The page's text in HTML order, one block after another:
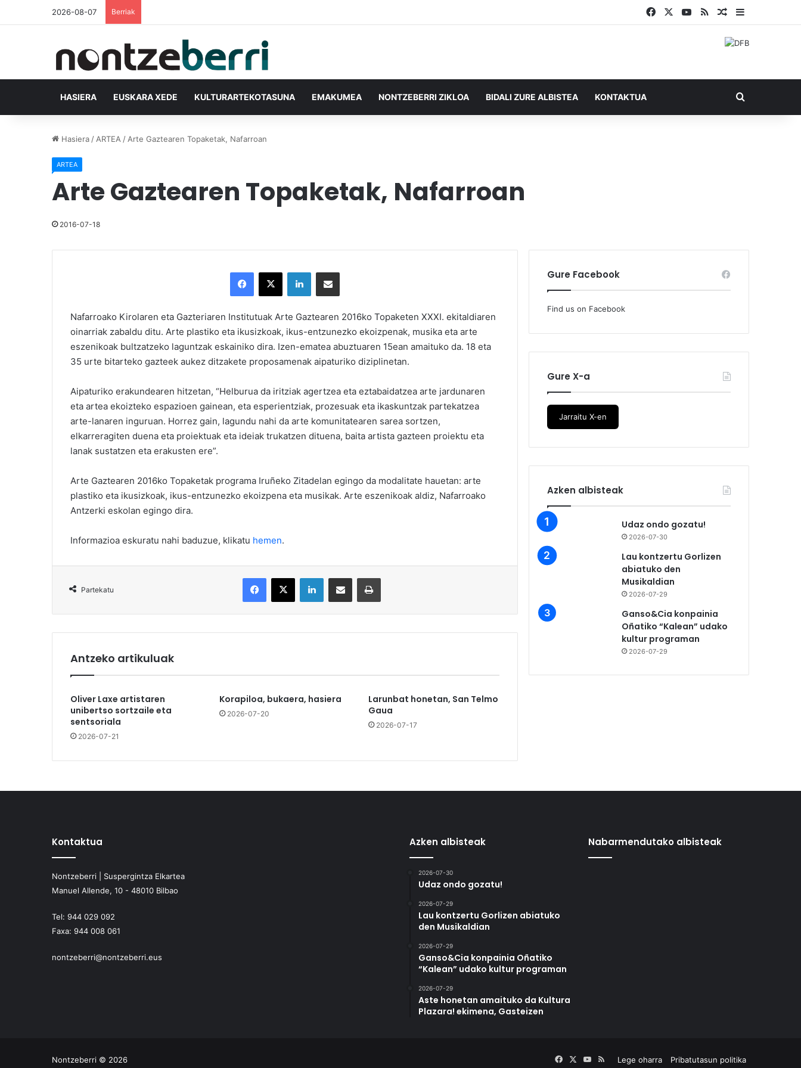
2026-08-07 Berriak Facebook YouTube
RSS Ausazko
HASIERA EUSKARA XEDE KULTURARTEKOTASUNA EMAKUMEA NONTZEBERRI ZIKLOA BIDALI ZURE ALBISTEA KONTAKTUA
Hasiera / ARTEA / Arte Gaztearen Topaketak, Nafarroan
ARTEA
Arte Gaztearen Topaketak, Nafarroan
2016-07-18
Nafarroako Kirolaren eta Gazteriaren Institutuak Arte Gaztearen 2016ko Topaketen XXXI. ekitaldiaren
oinarriak zabaldu ditu. Arte plastiko eta ikusizkoak, ikus-entzunezko ekoizpenak, musika eta arte
eszenikoak bultzatzeko laguntzak eskainiko dira. Izen-ematea abuztuaren 15ean amaituko da. 18 eta
35 urte bitarteko gazteek aukez ditzakete proposamenak aipaturiko diziplinetan.
Aipaturiko erakundearen hitzetan, “Helburua da iritziak agertzea eta eztabaidatzea arte jardunaren
eta artea ekoizteko espazioen gainean, eta esperientziak, prozesuak eta ikaskuntzak partekatzea
arte-lanaren inguruan. Horrez gain, lagundu nahi da arte komunitatearen sarea sortzen,
elkarreragiten duena eta proiektuak eta ideiak trukatzen dituena, baita artista gazteen proiektu eta
lanak sustatzen eta erakusten ere”.
Arte Gaztearen 2016ko Topaketak programa Iruñeko Zitadelan egingo da modalitate hauetan: arte
plastiko eta ikusizkoak, ikus-entzunezko ekoizpena eta musikak. Arte eszenikoak aldiz, Nafarroako
Antzerki eskolan egingo dira.
Informazioa eskuratu nahi baduzue, klikatu hemen.
Partekatu
Antzeko artikuluak
Oliver Laxe artistaren
unibertso sortzaile eta
sentsoriala
2026-07-21
Korapiloa, bukaera, hasiera
2026-07-20
Larunbat honetan, San Telmo
Gaua
2026-07-17
Gure Facebook
Find us on Facebook
Gure X-a
Jarraitu X-en
Azken albisteak
Udaz ondo gozatu!
2026-07-30
Lau kontzertu Gorlizen
abiatuko den
Musikaldian
2026-07-29
Ganso&Cia konpainia
Oñatiko “Kalean” udako
kultur programan
2026-07-29
Kontaktua
Nontzeberri | Suspergintza Elkartea
Manuel Allende, 10 - 48010 Bilbao
Tel: 944 029 092
Faxa: 944 008 061
nontzeberri@nontzeberri.eus
Azken albisteak
2026-07-30
Udaz ondo gozatu!
2026-07-29
Lau kontzertu Gorlizen abiatuko
den Musikaldian
2026-07-29
Ganso&Cia konpainia Oñatiko
“Kalean” udako kultur programan
2026-07-29
Aste honetan amaituko da Kultura
Plazara! ekimena, Gasteizen
Nabarmendutako albisteak
Nontzeberri © 2026 Lege oharra Pribatutasun politika
FacebookYouTube
RSS